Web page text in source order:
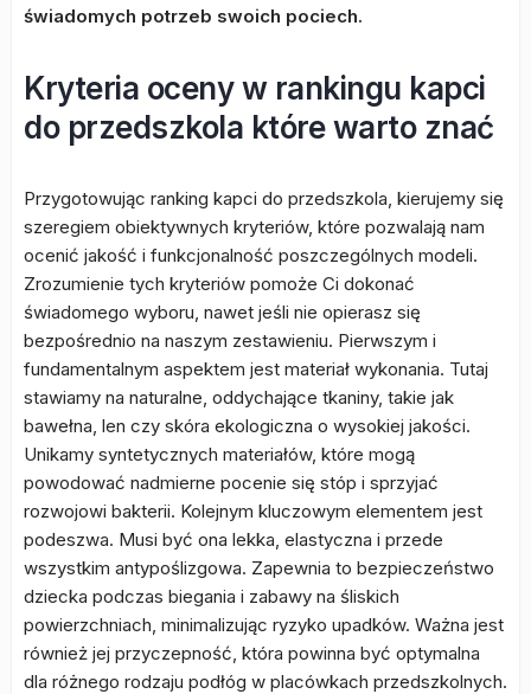
świadomych potrzeb swoich pociech.
Kryteria oceny w rankingu kapci
do przedszkola które warto znać
Przygotowując ranking kapci do przedszkola, kierujemy się
szeregiem obiektywnych kryteriów, które pozwalają nam
ocenić jakość i funkcjonalność poszczególnych modeli.
Zrozumienie tych kryteriów pomoże Ci dokonać
świadomego wyboru, nawet jeśli nie opierasz się
bezpośrednio na naszym zestawieniu. Pierwszym i
fundamentalnym aspektem jest materiał wykonania. Tutaj
stawiamy na naturalne, oddychające tkaniny, takie jak
bawełna, len czy skóra ekologiczna o wysokiej jakości.
Unikamy syntetycznych materiałów, które mogą
powodować nadmierne pocenie się stóp i sprzyjać
rozwojowi bakterii. Kolejnym kluczowym elementem jest
podeszwa. Musi być ona lekka, elastyczna i przede
wszystkim antypoślizgowa. Zapewnia to bezpieczeństwo
dziecka podczas biegania i zabawy na śliskich
powierzchniach, minimalizując ryzyko upadków. Ważna jest
również jej przyczepność, która powinna być optymalna
dla różnego rodzaju podłóg w placówkach przedszkolnych.